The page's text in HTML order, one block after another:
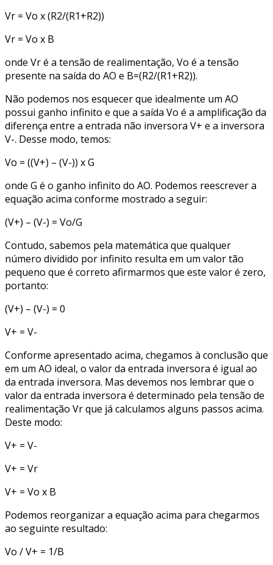
Vr = Vo x (R2/(R1+R2))
Vr = Vo x B
onde Vr é a tensão de realimentação, Vo é a tensão
presente na saída do AO e B=(R2/(R1+R2)).
Não podemos nos esquecer que idealmente um AO
possui ganho infinito e que a saída Vo é a amplificação da
diferença entre a entrada não inversora V+ e a inversora
V-. Desse modo, temos:
Vo = ((V+) – (V-)) x G
onde G é o ganho infinito do AO. Podemos reescrever a
equação acima conforme mostrado a seguir:
(V+) – (V-) = Vo/G
Contudo, sabemos pela matemática que qualquer
número dividido por infinito resulta em um valor tão
pequeno que é correto afirmarmos que este valor é zero,
portanto:
(V+) – (V-) = 0
V+ = V-
Conforme apresentado acima, chegamos à conclusão que
em um AO ideal, o valor da entrada inversora é igual ao
da entrada inversora. Mas devemos nos lembrar que o
valor da entrada inversora é determinado pela tensão de
realimentação Vr que já calculamos alguns passos acima.
Deste modo:
V+ = V-
V+ = Vr
V+ = Vo x B
Podemos reorganizar a equação acima para chegarmos
ao seguinte resultado:
Vo / V+ = 1/B